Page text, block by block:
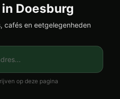
Doesburg
cafés en eetgelegenheden
op deze pagina